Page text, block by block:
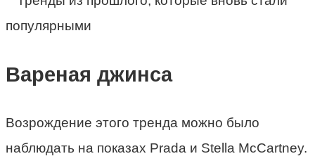
Вареная джинса
Возрождение этого тренда можно было
наблюдать на показах Prada и Stella McCartney.